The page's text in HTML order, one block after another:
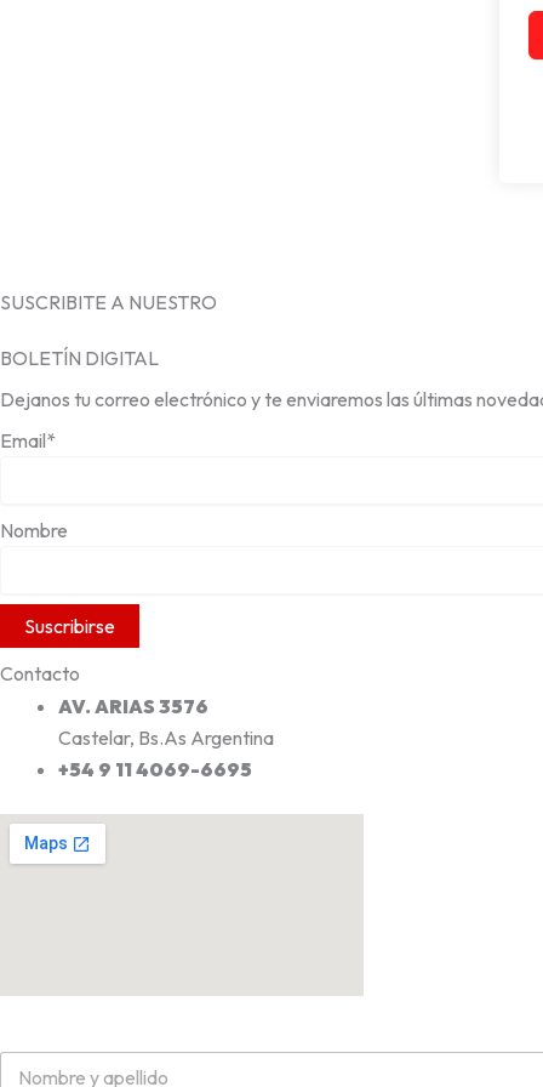
SUSCRIBITE A NUESTRO
BOLETÍN DIGITAL
Dejanos tu correo electrónico y te enviaremos las últimas
Email*
Nombre
Contacto
AV. ARIAS 3576
Castelar, Bs.As Argentina
+54 9 11 4069-6695